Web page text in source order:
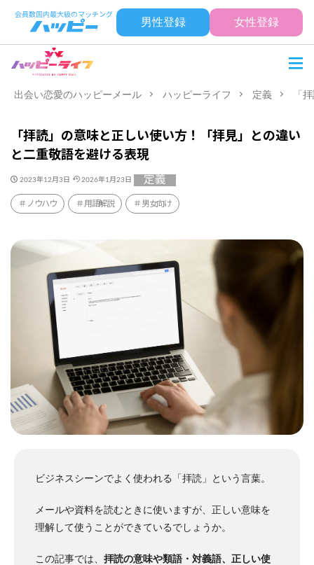
男性登録 女性登録
出会い恋愛のハッピーメール ハッピーライフ 定義 「
「拝読」の意味と正しい使い方！「拝見」との違い
と二重敬語を避ける表現
2023年12月3日 2026年1月23日 定義
ノウハウ 用語解説 男女向け
ビジネスシーンでよく使われる「拝読」という言葉。
メールや資料を読むときに使いますが、正しい意味を
理解して使うことができているでしょうか。
この記事では、 拝読の意味や類語・対義語、正しい使